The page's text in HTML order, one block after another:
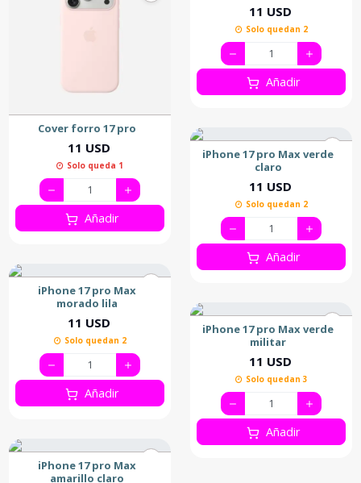
Cover forro 17 pro
11 USD
Solo queda 1
Añadir
iPhone 17 pro Max
morado lila
11 USD
Solo quedan 2
Añadir
iPhone 17 pro Max
amarillo claro
11 USD
Solo quedan 2
Añadir
iPhone 17 pro Max verde
claro
11 USD
Solo quedan 2
Añadir
iPhone 17 pro Max verde
militar
11 USD
Solo quedan 3
Añadir